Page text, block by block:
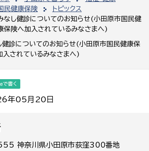
民健康保険
トピックス
なし健診についてのお知らせ(小田原市国民健
保険へ加入されているみなさまへ)
健診についてのお知らせ(小田原市国民健康保
入されているみなさまへ)
年05月20日
神奈川県小田原市荻窪300番地